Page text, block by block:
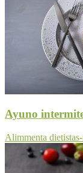
Ayuno
Alimmenta